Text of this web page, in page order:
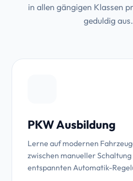
in allen gängigen Klassen
geduldig aus.
PKW Ausbildung
Lerne auf modernen
zwischen manueller
entspannten Automatik-